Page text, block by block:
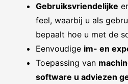
Gebruiksvriendelijke
feel, waarbij u als
bepaalt hoe u met de
Eenvoudige im- en
Toepassing van
software u adviezen